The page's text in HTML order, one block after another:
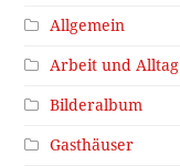
Allgemein
Arbeit und Alltag
Bilderalbum
Gasthäuser